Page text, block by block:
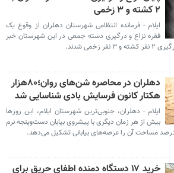
۲ کشته و ۳ زخمی
ایلام - فرمانده انتظامی شهرستان دهلران از وقوع یک
فقره نزاع و درگیری دسته جمعی در این شهرستان خبر
زخمی شدند.
دهلران در محاصره شن‌های روان؛۸۰هزار
هکتار کانون فرسایش بادی شناسایی شد
ایلام - دهلران، جنوبی‌ترین شهرستان ایلام، این روزها
بیش از هر زمان دیگری با پیشروی بیابان دست‌وپنجه نرم
خرید ۱۷ دستگاه دمنده اطفای حریق برای